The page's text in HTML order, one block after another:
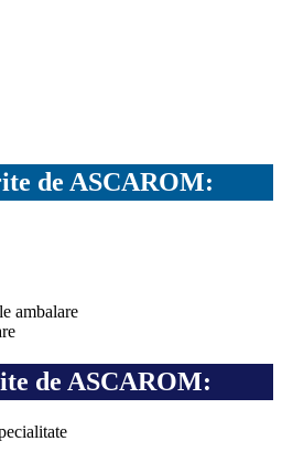
de ASCAROM:
ambalare
de ASCAROM: